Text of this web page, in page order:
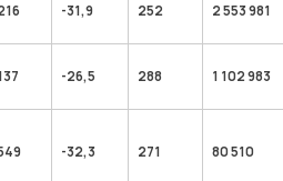
-31,9 252 2 553 981
-26,5 288 1 102 983
-32,3 271 80 510